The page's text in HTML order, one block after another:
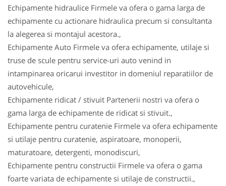
Echipamente hidraulice Firmele va ofera o gama larga de
echipamente cu actionare hidraulica precum si consultanta
la alegerea si montajul acestora.,
Echipamente Auto Firmele va ofera echipamente, utilaje si
truse de scule pentru service-uri auto venind in
intampinarea oricarui investitor in domeniul reparatiilor de
autovehicule,
Echipamente ridicat / stivuit Partenerii nostri va ofera o
gama larga de echipamente de ridicat si stivuit.,
Echipamente pentru curatenie Firmele va ofera echipamente
si utilaje pentru curatenie, aspiratoare, monoperii,
maturatoare, detergenti, monodiscuri,
Echipamente pentru constructii Firmele va ofera o gama
foarte variata de echipamente si utilaje de constructii.,